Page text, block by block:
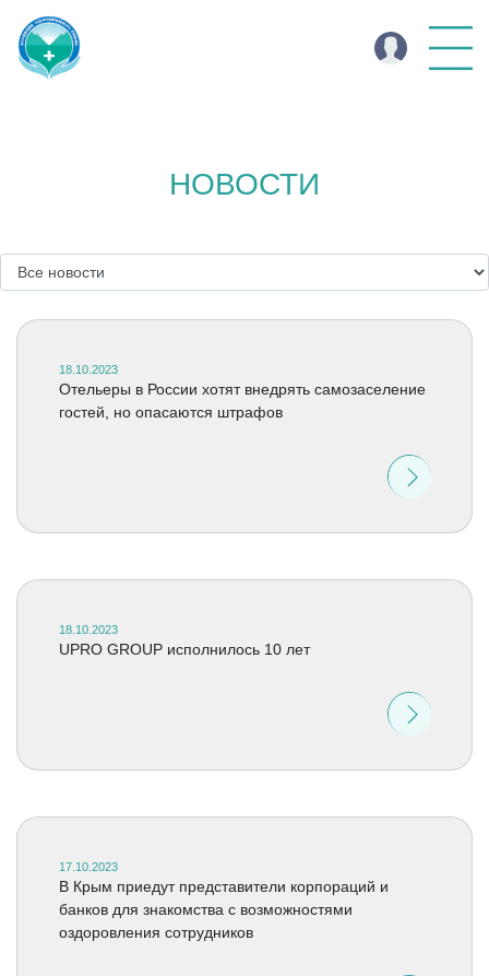
НОВОСТИ
18.10.2023
Отельеры в России хотят внедрять самозаселение
гостей, но опасаются штрафов
18.10.2023
UPRO GROUP исполнилось 10 лет
17.10.2023
В Крым приедут представители корпораций и
банков для знакомства с возможностями
оздоровления сотрудников